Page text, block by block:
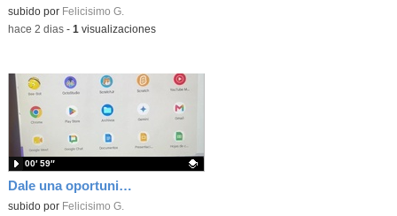
Contenido educativo.
subido por Felicisimo G.
-hace 2 dias- 1 visualizaciones
Dale una oportunidad a los Chromebooks y utiliza un proyector para realizar talleres si no tienes pantallas táctiles
Contenido educativo.
subido por Felicisimo G.
00′ 59″